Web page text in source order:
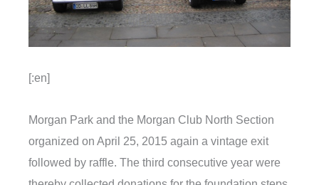
[:en]
Morgan Park and the Morgan Club North Section
organized on April 25, 2015 again a vintage exit
followed by raffle. The third consecutive year were